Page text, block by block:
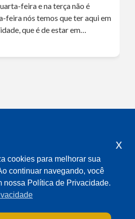
feira e na terça não é
feira nós temos que ter aqui em
que é de estar em…
cookies para melhorar sua
continuar navegando, você
nossa Política de Privacidade.
x